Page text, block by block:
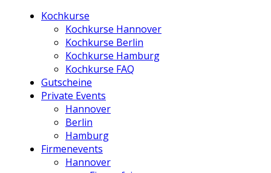
Kochkurse
Kochkurse Hannover
Kochkurse Berlin
Kochkurse Hamburg
Kochkurse FAQ
Gutscheine
Private Events
Hannover
Berlin
Hamburg
Firmenevents
Hannover